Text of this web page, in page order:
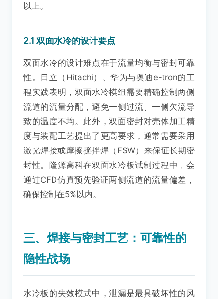
以上。
2.1 双面水冷的设计要点
双面水冷的设计难点在于流量均衡与密封可靠
性。日立（Hitachi）、华为与奥迪e-tron的工
程实践表明，双面水冷模组需要精确控制两侧
流道的流量分配，避免一侧过流、一侧欠流导
致的温度不均。此外，双面密封对壳体加工精
度与装配工艺提出了更高要求，通常需要采用
激光焊接或摩擦搅拌焊（FSW）来保证长期密
封性。隆源高科在双面水冷板试制过程中，会
通过CFD仿真预先验证两侧流道的流量偏差，
确保控制在5%以内。
三、焊接与密封工艺：可靠性的
隐性战场
水冷板的失效模式中，泄漏是最具破坏性的风